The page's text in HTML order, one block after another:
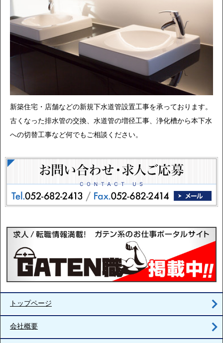
新築住宅・店舗などの新規下水道管設置工事を承っております。
古くなった排水管の交換、水道管の増径工事、浄化槽から本下水
への切替工事など何でもご相談ください。
トップページ
会社概要